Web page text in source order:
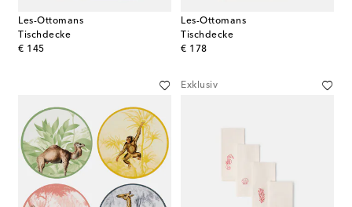
Les-Ottomans
Tischdecke
€ 145
original price
Les-Ottomans
Tischdecke
€ 178
original price
Exklusiv